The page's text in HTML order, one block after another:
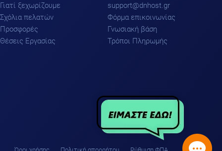
Γιατί ξεχωρίζουμε
Σχόλια πελατών
Προσφορές
Θέσεις Εργασίας
support
dnhost.gr
Φόρμα επικοινωνίας
Γνωσιακή βάση
Τρόποι Πληρωμής